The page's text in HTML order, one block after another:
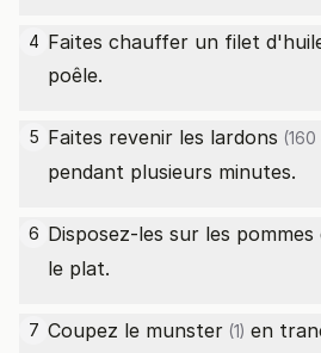
4 Faites chauffer un filet
poêle.
5 Faites revenir les lardons (160
pendant plusieurs minutes.
6 Disposez-les sur les
le plat.
7 Coupez le munster (1) en